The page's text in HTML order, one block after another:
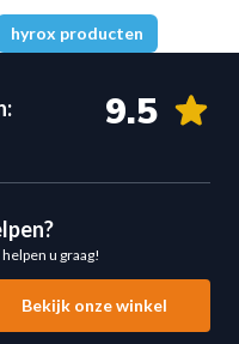
hyrox producten
9.5
u graag!
Bekijk onze winkel